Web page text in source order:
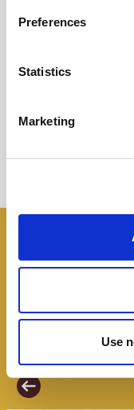
Preferences
Statistics
Marketing
Use
I
Tutte le idee,